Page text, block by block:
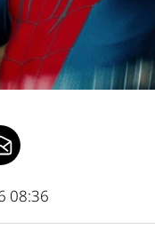
08:36